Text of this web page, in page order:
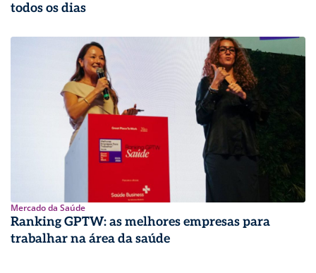
todos os dias
Mercado da Saúde
Ranking GPTW: as melhores empresas para
trabalhar na área da saúde